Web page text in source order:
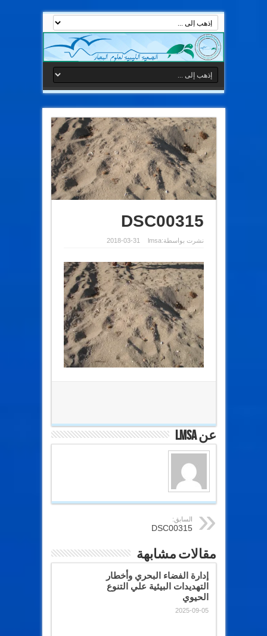
DSC00315
نشرت بواسطة:lmsa
2018-03-31
عن lmsa
السابق:
DSC00315
مقالات مشابهة
إدارة الفضاء البحري وأخطار
التهديدات البيئية علي التنوع
الحيوي
2025-09-05